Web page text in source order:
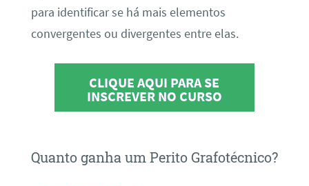
para identificar se há mais elementos
convergentes ou divergentes entre elas.
CLIQUE AQUI PARA SE
INSCREVER NO CURSO
Quanto ganha um Perito Grafotécnico?